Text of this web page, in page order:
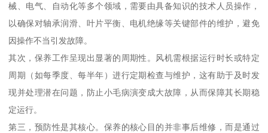
械、电气、自动化等多个领域，需要由具备知识的技术人员操作，
以确保对轴承润滑、叶片平衡、电机绝缘等关键部件的维护，避免
因操作不当引发故障。
其次，保养工作呈现出显著的周期性。风机需根据运行时长或特定
周期（如每季度、每半年）进行定期检查与维护，这有助于及时发
现并处理潜在问题，防止小毛病演变成大故障，从而保障其长期稳
定运行。
第三，预防性是其核心。保养的核心目的并非事后维修，而是通过